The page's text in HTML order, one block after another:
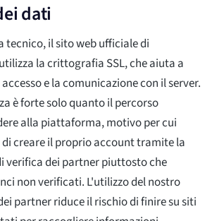
dati
tecnico, il sito web ufficiale di
utilizza la crittografia SSL, che aiuta a
e la comunicazione con il server.
è forte solo quanto il percorso
alla piattaforma, motivo per cui
creare il proprio account tramite la
verifica dei partner piuttosto che
non verificati. L'utilizzo del nostro
partner riduce il rischio di finire su siti